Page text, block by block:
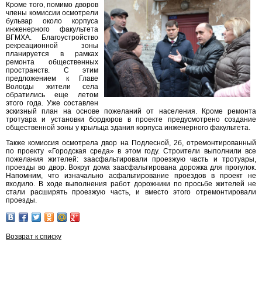
Кроме того, помимо дворов
члены комиссии осмотрели
бульвар около корпуса
инженерного факультета
ВГМХА. Благоустройство
рекреационной зоны
планируется в рамках
ремонта общественных
пространств. С этим
предложением к Главе
Вологды жители села
обратились еще летом
этого года. Уже составлен
эскизный план на основе пожеланий от населения. Кроме ремонта
тротуара и установки бордюров в проекте предусмотрено создание
общественной зоны у крыльца здания корпуса инженерного факультета.
Также комиссия осмотрела двор на Подлесной, 2б, отремонтированный
по проекту «Городская среда» в этом году. Строители выполнили все
пожелания жителей: заасфальтировали проезжую часть и тротуары,
проезды во двор. Вокруг дома заасфальтирована дорожка для прогулок.
Напомним, что изначально асфальтирование проездов в проект не
входило. В ходе выполнения работ дорожники по просьбе жителей не
стали расширять проезжую часть, и вместо этого отремонтировали
проезды.
Возврат к списку